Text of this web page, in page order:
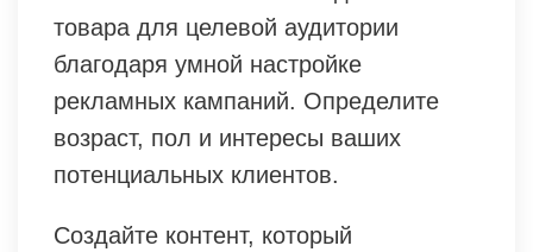
товара для целевой аудитории
благодаря умной настройке
рекламных кампаний. Определите
возраст, пол и интересы ваших
потенциальных клиентов.
Создайте контент, который